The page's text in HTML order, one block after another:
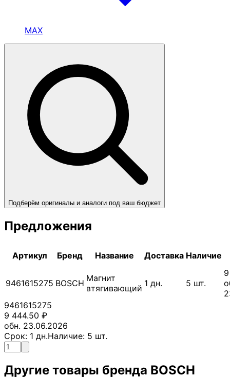
MAX
Подберём оригиналы и аналоги под ваш бюджет
Предложения
Артикул Бренд Название Доставка Наличие
9461615275 BOSCH Магнит
втягивающий 1 дн. 5 шт.
9461615275
9 444.50 ₽
обн. 23.06.2026
Срок: 1 дн.Наличие: 5 шт.
Другие товары бренда BOSCH